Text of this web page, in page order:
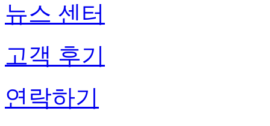
뉴스 센터
고객 후기
연락하기